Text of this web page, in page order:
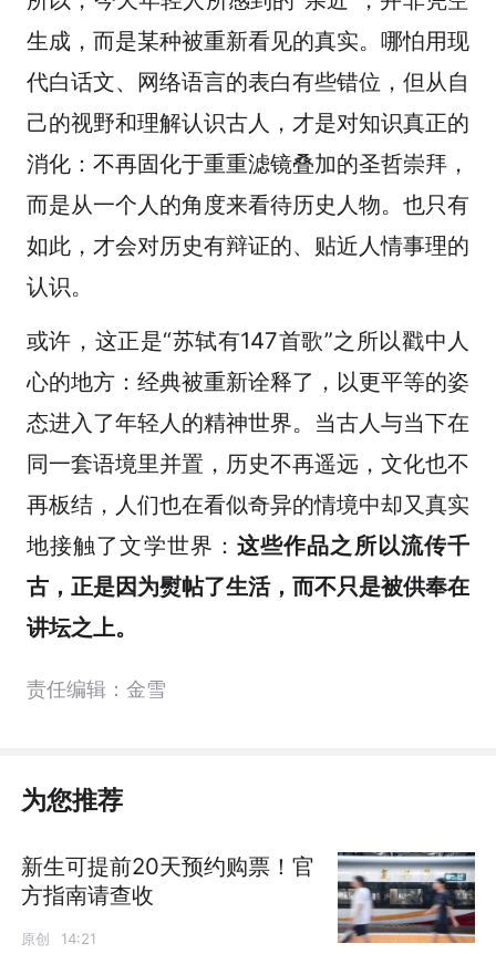
生成，而是某种被重新看见的真实。哪怕用现
代白话文、网络语言的表白有些错位，但从自
己的视野和理解认识古人，才是对知识真正的
消化：不再固化于重重滤镜叠加的圣哲崇拜，
而是从一个人的角度来看待历史人物。也只有
如此，才会对历史有辩证的、贴近人情事理的
认识。
或许，这正是“苏轼有147首歌”之所以戳中人
心的地方：经典被重新诠释了，以更平等的姿
态进入了年轻人的精神世界。当古人与当下在
同一套语境里并置，历史不再遥远，文化也不
再板结，人们也在看似奇异的情境中却又真实
地接触了文学世界： 这些作品之所以流传千
古，正是因为熨帖了生活，而不只是被供奉在
讲坛之上。
责任编辑：金雪
为您推荐
新生可提前20天预约购票！官
方指南请查收
原创 14:21